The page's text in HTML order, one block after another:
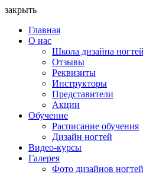
закрыть
Главная
О нас
Школа дизайна
Отзывы
Реквизиты
Инструкторы
Представители
Акции
Обучение
Расписание обучения
Дизайн ногтей
Видео-курсы
Галерея
Фото дизайнов ногтей